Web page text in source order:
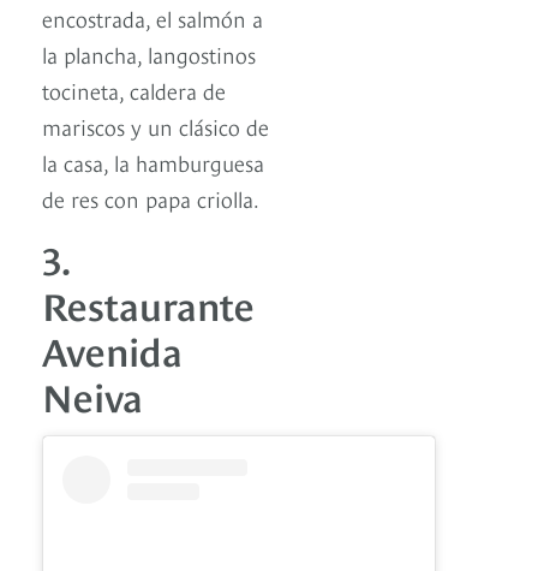
encostrada, el salmón a
la plancha, langostinos
tocineta, caldera de
mariscos y un clásico de
la casa, la hamburguesa
de res con papa criolla.
3.
Restaurante
Avenida
Neiva